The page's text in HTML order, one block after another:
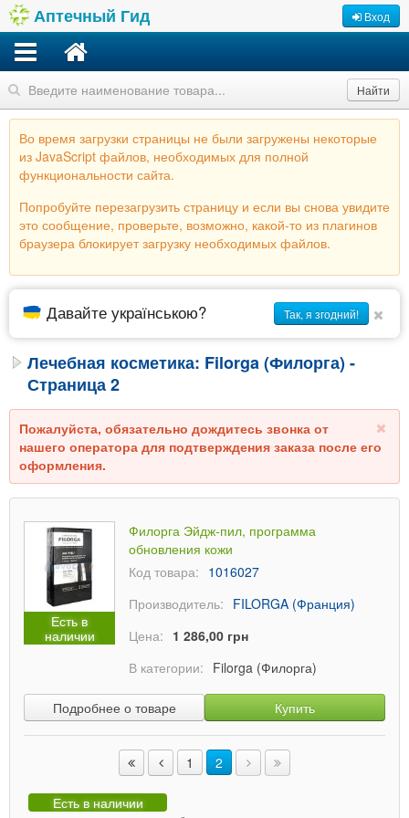
Аптечный Гид Вход
Найти
Во время загрузки страницы не были загружены некоторые
из JavaScript файлов, необходимых для полной
функциональности сайта.
Попробуйте перезагрузить страницу и если вы снова увидите
это сообщение, проверьте, возможно, какой-то из плагинов
браузера блокирует загрузку необходимых файлов.
Давайте українською? Так, я згодний!
Лечебная косметика: Filorga (Филорга) -
Страница 2
Пожалуйста, обязательно дождитесь звонка от
нашего оператора для подтверждения заказа после его
оформления.
Есть в
наличии
Филорга Эйдж-пил, программа
обновления кожи
Код товара: 1016027
Производитель: FILORGA (Франция)
Цена: 1 286,00 грн
В категории: Filorga (Филорга)
Подробнее о товаре Купить
1 2
Есть в наличии